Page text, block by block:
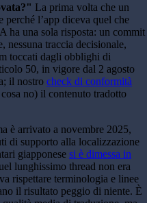
La prima volta che un
l’app diceva quel che
ha una sola risposta: un commit
nessuna traccia decisionale,
toccati dagli obblighi di
50, in vigore dal 2 agosto
il nostro check di conformità
no) il contenuto tradotto
è arrivato a novembre 2025,
di supporto alla localizzazione
giapponese si è dimessa in
lunghissimo thread non era
rispettare terminologia e linee
il risultato peggio di niente. È